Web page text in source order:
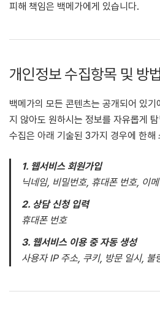
피해 책임은 백메가에게 있습니다.
개인정보 수집항목 및 방법
백메가의 모든 콘텐츠는 공개되어 있
지 않아도 원하시는 정보를 자유롭게
수집은 아래 기술된 3가지 경우에 한해
1. 웹서비스 회원가입
닉네임, 비밀번호, 휴대폰 번호, 이
2. 상담 신청 입력
휴대폰 번호
3. 웹서비스 이용 중 자동 생성
사용자 IP 주소, 쿠키, 방문 일시, 불